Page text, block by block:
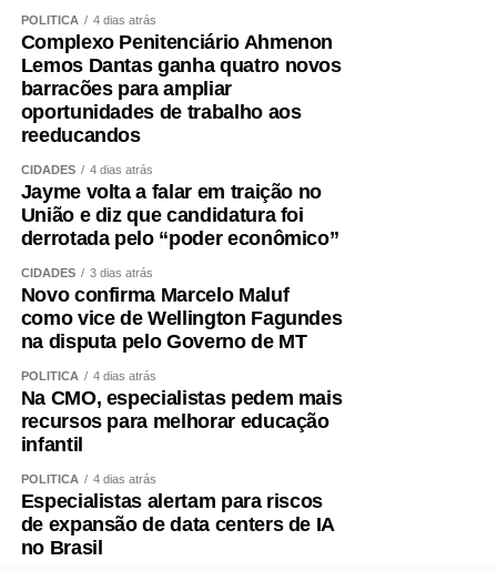
do dia e ajustadas à idade, função renal, rotina e
condição clínica.
Além disso, é essencial tratar fatores que aceleram a
perda muscular e o envelhecimento vascular, como
sedentarismo, diabetes, hipertensão, alterações do sono,
tabagismo e obesidade visceral.
Envelhecer bem ,exige
preservar força
A obesidade sarcopênica mostra por que o cuidado não
pode ser fragmentado. Peso, metabolismo, coração,
músculo e cérebro fazem parte do mesmo sistema.
Entendemos que o acompanhamento precisa ir além da
balança. Avaliamos composição corporal, força, risco
cardiovascular, alimentação, sono, rotina e capacidade
funcional para construir estratégias verdadeiramente
individualizadas.
POLÍTICA 4 dias atrás
Complexo Penitenciário Ahmenon
Lemos Dantas ganha quatro novos
barracões para ampliar
oportunidades de trabalho aos
reeducandos
CIDADES 4 dias atrás
Jayme volta a falar em traição no
União e diz que candidatura foi
derrotada pelo “poder econômico”
CIDADES 3 dias atrás
Novo confirma Marcelo Maluf
como vice de Wellington Fagundes
na disputa pelo Governo de MT
POLÍTICA 4 dias atrás
Na CMO, especialistas pedem mais
recursos para melhorar educação
infantil
POLÍTICA 4 dias atrás
Especialistas alertam para riscos
de expansão de data centers de IA
no Brasil